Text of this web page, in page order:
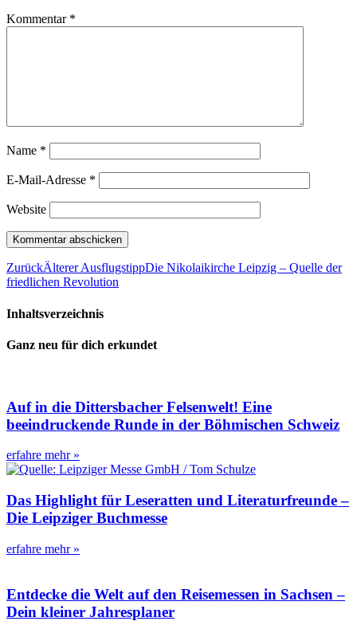
Kommentar *
Name *
E-Mail-Adresse *
Website
ZurückÄlterer AusflugstippDie Nikolaikirche Leipzig – Quelle der
friedlichen Revolution
Inhaltsverzeichnis
Ganz neu für dich erkundet
Auf in die Dittersbacher Felsenwelt! Eine
beeindruckende Runde in der Böhmischen Schweiz
erfahre mehr »
Das Highlight für Leseratten und Literaturfreunde –
Die Leipziger Buchmesse
erfahre mehr »
Entdecke die Welt auf den Reisemessen in Sachsen –
Dein kleiner Jahresplaner